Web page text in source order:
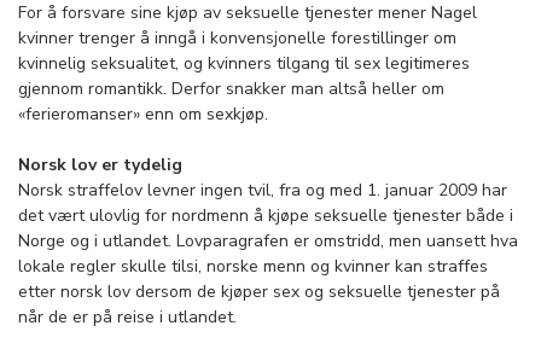
For å forsvare sine kjøp av seksuelle tjenester mener Nagel
kvinner trenger å inngå i konvensjonelle forestillinger om
kvinnelig seksualitet, og kvinners tilgang til sex legitimeres
gjennom romantikk. Derfor snakker man altså heller om
«ferieromanser» enn om sexkjøp.
Norsk lov er tydelig
Norsk straffelov levner ingen tvil, fra og med 1. januar 2009 har
det vært ulovlig for nordmenn å kjøpe seksuelle tjenester både i
Norge og i utlandet. Lovparagrafen er omstridd, men uansett hva
lokale regler skulle tilsi, norske menn og kvinner kan straffes
etter norsk lov dersom de kjøper sex og seksuelle tjenester på
når de er på reise i utlandet.